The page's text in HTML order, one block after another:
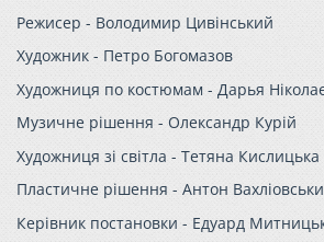
Режисер - Володимир Цивінський
Художник - Петро Богомазов
Художниця по костюмам - Дарья
Музичне рішення - Олександр Курій
Художниця зі світла - Тетяна Кислицька
Пластичне рішення - Антон
Керівник постановки - Едуард